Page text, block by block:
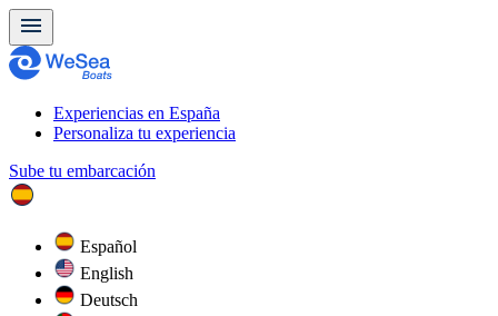
Experiencias en España
Personaliza tu experiencia
Sube tu embarcación
Español
English
Deutsch